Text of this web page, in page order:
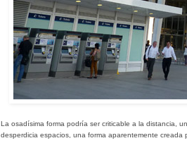
La osadísima forma podría ser criticable a la distancia,
desperdicia espacios, una forma aparentemente